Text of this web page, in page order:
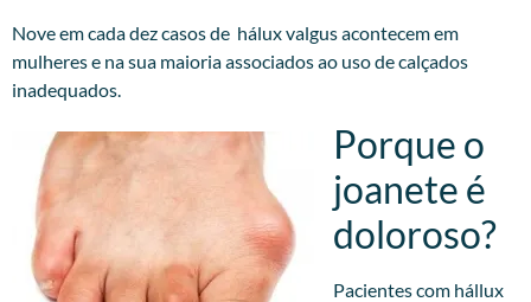
Nove em cada dez casos de hálux valgus acontecem em
mulheres e na sua maioria associados ao uso de calçados
inadequados.
Porque o
joanete é
doloroso?
Pacientes com hállux